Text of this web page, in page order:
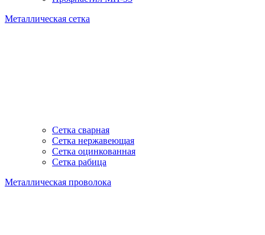
Металлическая сетка
Сетка сварная
Сетка нержавеющая
Сетка оцинкованная
Сетка рабица
Металлическая проволока